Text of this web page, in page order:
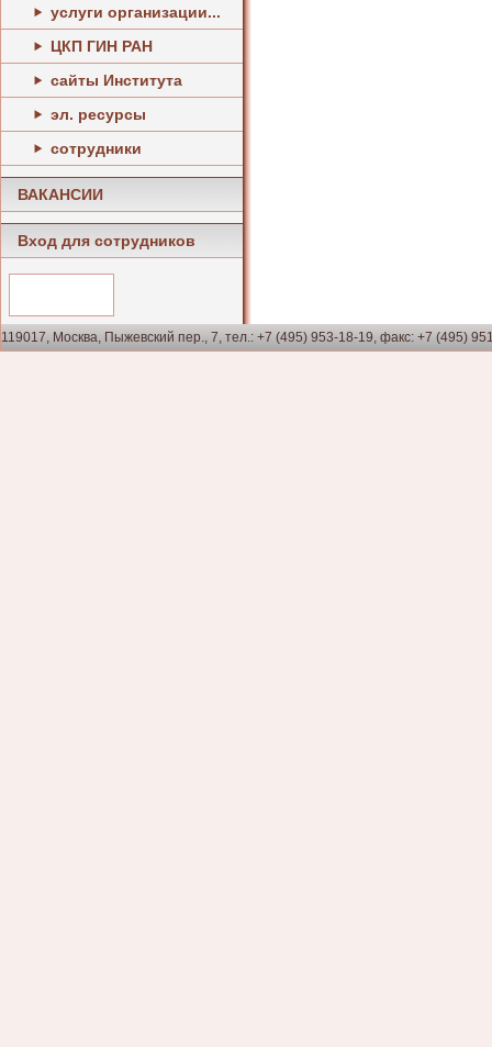
услуги организации...
ЦКП ГИН РАН
сайты Института
эл. ресурсы
сотрудники
ВАКАНСИИ
Вход для сотрудников
119017, Москва, Пыжевский пер., 7, тел.: +7 (495) 953-18-19, факс: +7 (495)